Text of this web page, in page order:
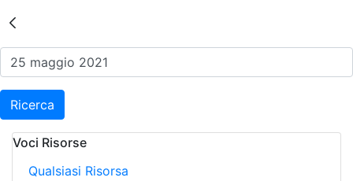
Risultati della Ricerca -
Ricerca
Voci Risorse
Qualsiasi Risorsa